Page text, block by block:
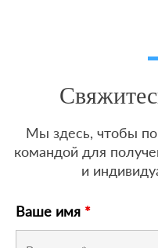
Мы здесь, чтобы
командой для
и
Ваше имя *